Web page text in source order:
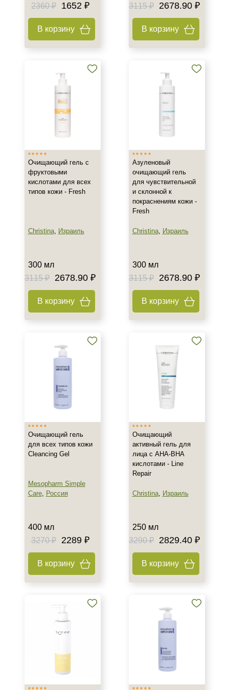
100 мл
150 мл
AHA-кислоты
Аминокислоты
Время применения
Вечер
Ежедневный
Демакияж
2360 ₽
1652 ₽
В корзину
3115 ₽
2678.90 ₽
В корзину
Очищающий гель с
фруктовыми
кислотами для всех
типов кожи - Fresh
Christina, Израиль
300 мл
3115 ₽
2678.90 ₽
В корзину
Азуленовый
очищающий гель
для чувствительной
и склонной к
покраснениям кожи -
Fresh
Christina, Израиль
300 мл
3115 ₽
2678.90 ₽
В корзину
Очищающий гель
для всех типов кожи
Cleancing Gel
Mesopharm Simple
Care, Россия
400 мл
3270 ₽
2289 ₽
В корзину
Очищающий
активный гель для
лица с AHA-BHA
кислотами - Line
Repair
Christina, Израиль
250 мл
3290 ₽
2829.40 ₽
В корзину